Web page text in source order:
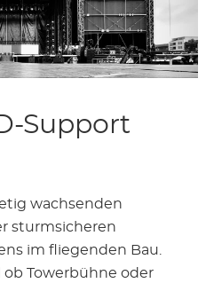
Support
wachsenden
sturmsicheren
im fliegenden Bau.
ob Towerbühne oder